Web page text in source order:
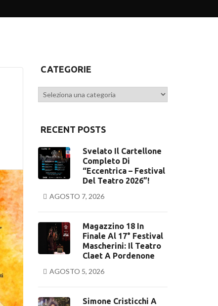
CATEGORIE
Categorie
RECENT POSTS
Svelato Il Cartellone
Completo Di
“Eccentrica – Festival
Del Teatro 2026”!
AGOSTO 7, 2026
Magazzino 18 In
Finale Al 17° Festival
Mascherini: Il Teatro
Claet A Pordenone
AGOSTO 5, 2026
Simone Cristicchi A